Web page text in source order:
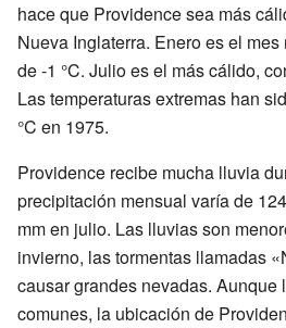
hace que Providence sea más
Nueva Inglaterra. Enero es el
de -1 °C. Julio es el más cálido,
Las temperaturas extremas han
°C en 1975.
Providence recibe mucha lluvia
precipitación mensual varía de
mm en julio. Las lluvias son
invierno, las tormentas llamadas
causar grandes nevadas. Aunque
comunes, la ubicación de